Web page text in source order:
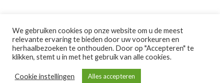
Copyright © 2026 MijnFotolijstje.nl
Powered by Brouwer Digitaal
We gebruiken cookies op onze website om u de meest
relevante ervaring te bieden door uw voorkeuren en
herhaalbezoeken te onthouden. Door op "Accepteren" te
klikken, stemt u in met het gebruik van alle cookies.
Cookie instellingen Alles accepteren